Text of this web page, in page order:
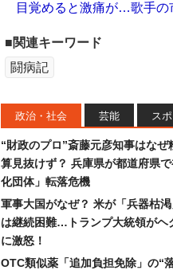
目覚めると激痛が…歌手の
■関連キーワード
闘病記
政治・社会 芸能 ス
“財政のプロ”斎藤元彦知事はなぜ
算見抜けず？ 兵庫県が都道府県
化団体」転落危機
軍事大国がなぜ？ 米が「兵器枯
は継続困難…トランプ大統領がヘ
に激怒！
OTC類似薬「追加負担免除」の“